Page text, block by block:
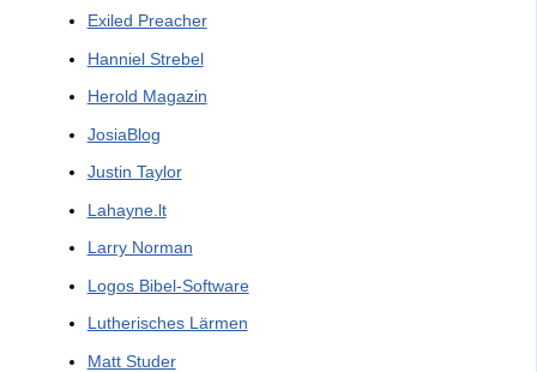
Exiled Preacher
Hanniel Strebel
Herold Magazin
JosiaBlog
Justin Taylor
Lahayne.lt
Larry Norman
Logos Bibel-Software
Lutherisches Lärmen
Matt Studer